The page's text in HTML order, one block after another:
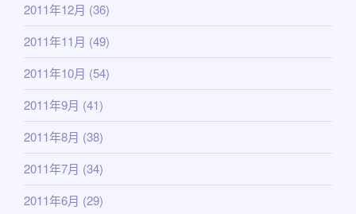
2011年12月 (36)
2011年11月 (49)
2011年10月 (54)
2011年9月 (41)
2011年8月 (38)
2011年7月 (34)
2011年6月 (29)